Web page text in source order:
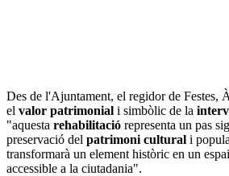
Des de l'Ajuntament, el regidor de Festes,
el valor patrimonial i simbòlic de la
"aquesta rehabilitació representa un pas
preservació del patrimoni cultural i
transformarà un element històric en un
accessible a la ciutadania".